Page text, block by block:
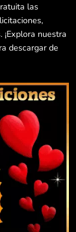
las
nuestra
descargar de